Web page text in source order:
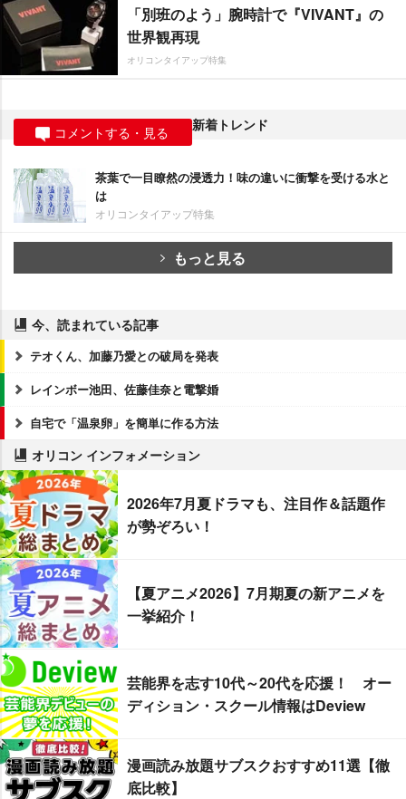
「別班のよう」腕時計で『VIVANT』の
世界観再現
オリコンタイアップ特集
コメントする・見る 新着トレンド
茶葉で一目瞭然の浸透力！味の違いに衝撃を受ける水と
は
オリコンタイアップ特集
もっと見る
今、読まれている記事
テオくん、加藤乃愛との破局を発表
レインボー池田、佐藤佳奈と電撃婚
自宅で「温泉卵」を簡単に作る方法
オリコン インフォメーション
2026年7月夏ドラマも、注目作＆話題作
が勢ぞろい！
【夏アニメ2026】7月期夏の新アニメを
一挙紹介！
芸能界を志す10代～20代を応援！ オー
ディション・スクール情報はDeview
漫画読み放題サブスクおすすめ11選【徹
底比較】